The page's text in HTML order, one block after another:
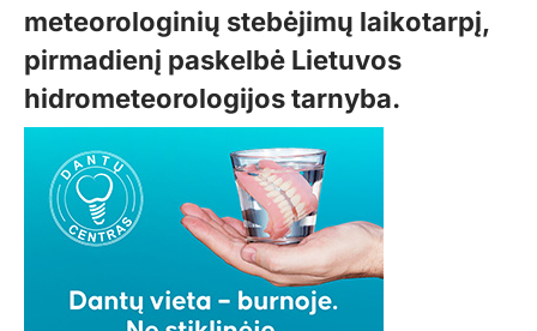
meteorologinių stebėjimų laikotarpį,
pirmadienį paskelbė Lietuvos
hidrometeorologijos tarnyba.